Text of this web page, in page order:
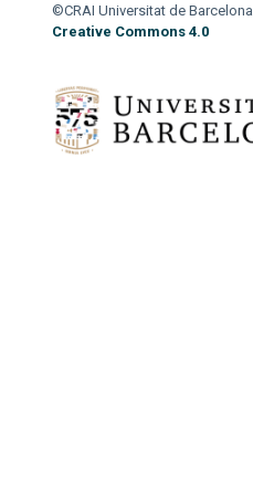
©CRAI Universitat de Barcelona
Creative Commons 4.0